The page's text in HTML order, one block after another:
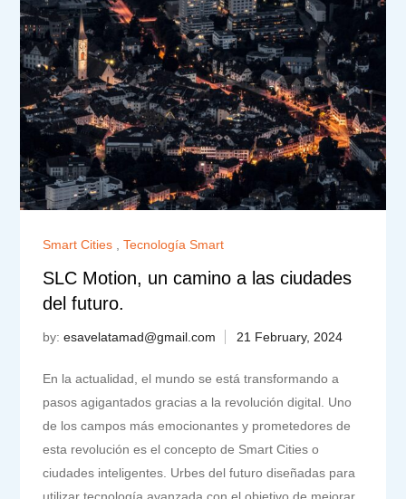
Smart Cities ,Tecnología Smart
SLC Motion, un camino a las ciudades
del futuro.
by:esavelatamad@gmail.com
En la actualidad, el mundo se está transformando a
pasos agigantados gracias a la revolución digital. Uno
de los campos más emocionantes y prometedores de
esta revolución es el concepto de Smart Cities o
ciudades inteligentes. Urbes del futuro diseñadas para